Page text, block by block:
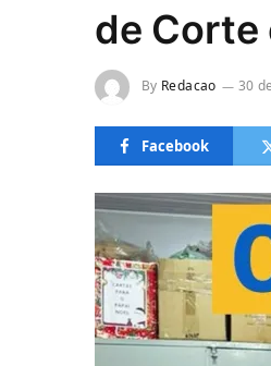
de Corte
By Redacao 30
Facebook